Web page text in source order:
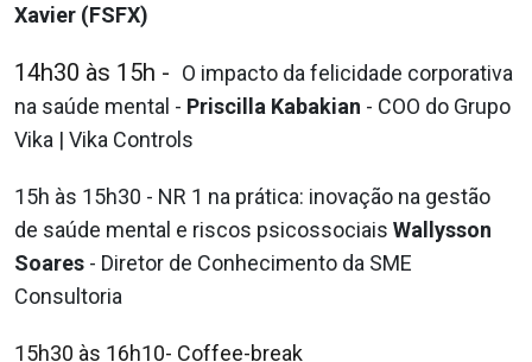
Xavier (FSFX)
14h30 às 15h - O impacto da felicidade corporativa
na saúde mental - Priscilla Kabakian - COO do Grupo
Vika | Vika Controls
15h às 15h30 - NR 1 na prática: inovação na gestão
de saúde mental e riscos psicossociais Wallysson
Soares - Diretor de Conhecimento da SME
Consultoria
15h30 às 16h10- Coffee-break